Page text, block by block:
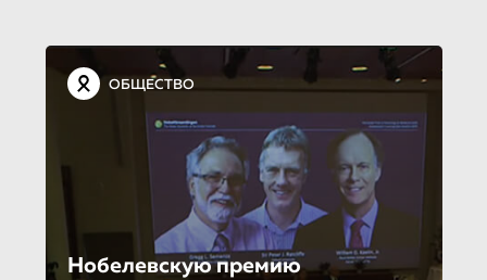
ОБЩЕСТВО
Нобелевскую премию